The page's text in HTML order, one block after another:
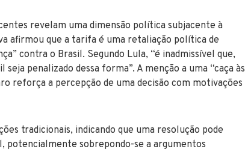
revelam uma dimensão política subjacente à
afirmou que a tarifa é uma retaliação política de
contra o Brasil. Segundo Lula, “é inadmissível que,
penalizado dessa forma”. A menção a uma “caça às
reforça a percepção de uma decisão com motivações
tradicionais, indicando que uma resolução pode
sobrepondo-se a argumentos